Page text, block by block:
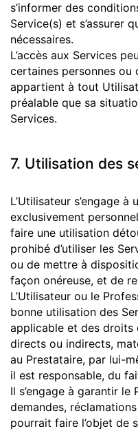
s’informer des
Service(s) et s’assurer
nécessaires.
L’accès aux Services
certaines personnes ou
appartient à tout
préalable que sa
Services.
7. Utilisation des
L’Utilisateur s’engage
exclusivement
faire une utilisation
prohibé d’utiliser les
ou de mettre à
façon onéreuse, et de
L’Utilisateur ou le
bonne utilisation des
applicable et des droits
directs ou indirects,
au Prestataire, par lui-
il est responsable, du
Il s’engage à garantir
demandes,
pourrait faire l’objet de